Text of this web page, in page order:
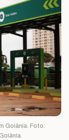
Goiânia. Foto: